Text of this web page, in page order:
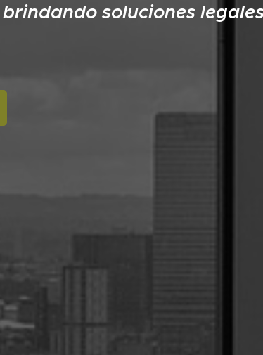
soluciones